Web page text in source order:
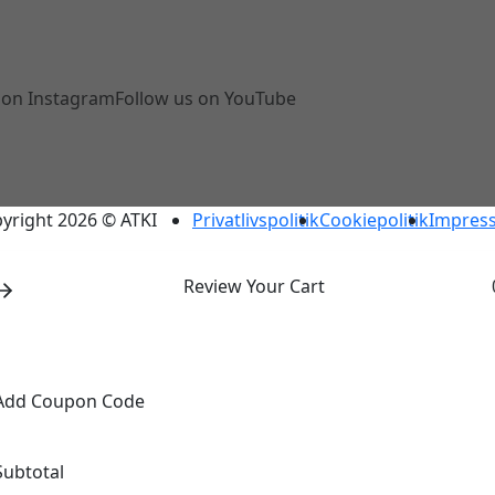
InstagramFollow us on YouTube
2026 © ATKI PrivatlivspolitikCookiepolitik
Review Your Cart
Coupon Code